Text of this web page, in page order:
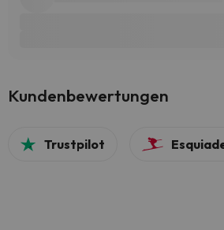
Kundenbewertungen
Trustpilot